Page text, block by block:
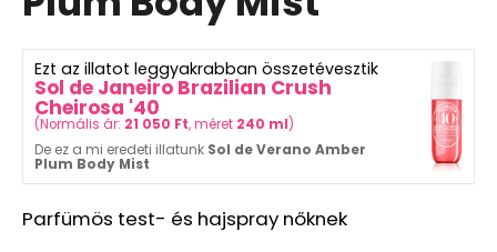
ből
csillag.
Ezt az illatot leggyakrabban összetévesztik
Sol de Janeiro Brazilian Crush
Cheirosa '40
(Normális ár: 21 050 Ft, méret 240 ml)
De ez a mi eredeti illatunk Sol de Verano Amber
Plum Body Mist
Parfümös test- és hajspray nőknek
ML
550
Ft
Korábbi:
100
Ft